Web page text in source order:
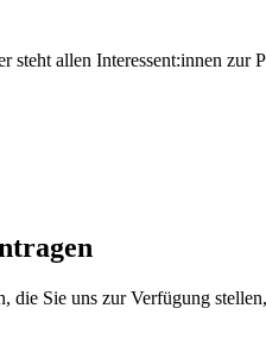
steht allen Interessent:innen
die Sie uns zur Verfügung